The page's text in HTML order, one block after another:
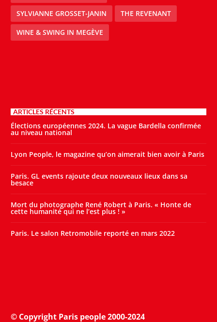
SYLVIANNE GROSSET-JANIN THE REVENANT
WINE & SWING IN MEGÈVE
ARTICLES RÉCENTS
Élections européennes 2024. La vague Bardella confirmée
au niveau national
Lyon People, le magazine qu’on aimerait bien avoir à Paris
Paris. GL events rajoute deux nouveaux lieux dans sa
besace
Mort du photographe René Robert à Paris. « Honte de
cette humanité qui ne l’est plus ! »
Paris. Le salon Retromobile reporté en mars 2022
© Copyright Paris people 2000-2024